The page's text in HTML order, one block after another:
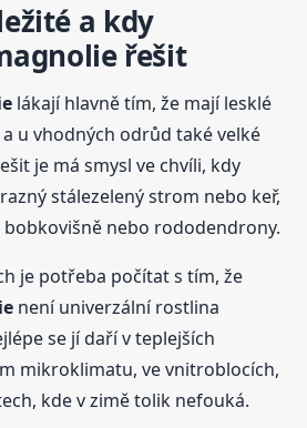
a kdy
řešit
lákají hlavně tím, že mají lesklé
u vhodných odrůd také velké
je má smysl ve chvíli, kdy
stálezelený strom nebo keř,
bobkovišně nebo rododendrony.
je potřeba počítat s tím, že
není univerzální rostlina
se jí daří v teplejších
mikroklimatu, ve vnitroblocích,
kde v zimě tolik nefouká.